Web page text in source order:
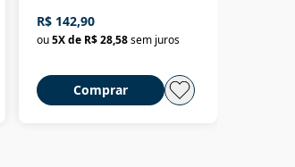
até a Bolívia e por Marajó
até dizer chega
R$ 142,90
ou5X de R$ 28,58sem juros
Comprar